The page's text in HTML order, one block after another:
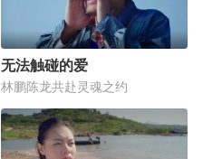
无法触碰的爱
林鹏陈龙共赴灵魂之约